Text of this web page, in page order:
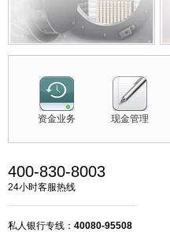
资金业务 现金管理
400-830-8003
24小时客服热线
私人银行专线： 40080-95508